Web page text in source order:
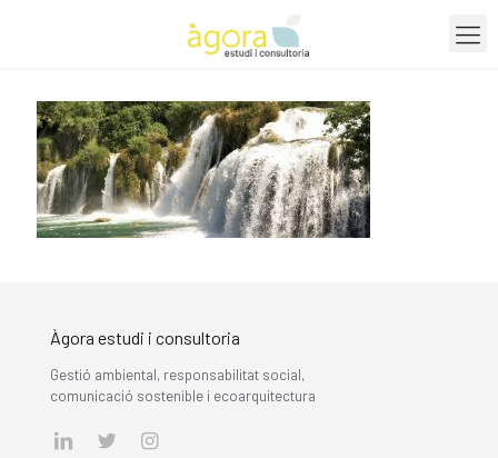
Àgora estudi i consultoria
Gestió ambiental, responsabilitat social,
comunicació sostenible i ecoarquitectura